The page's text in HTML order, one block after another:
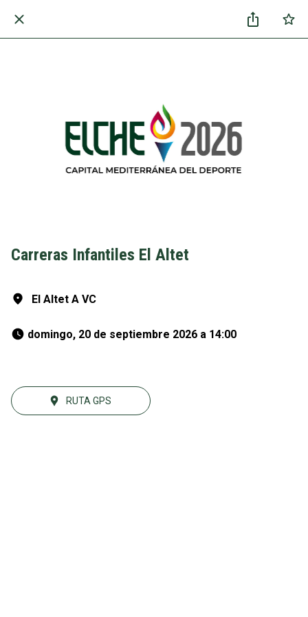
Carreras Infantiles El Altet
El Altet A VC
domingo, 20 de septiembre 2026 a 14:00
RUTA GPS